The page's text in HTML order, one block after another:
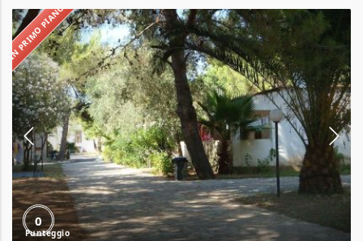
IN PRIMO PIANO
0
Centro
Vacanze
Sfinalicchio